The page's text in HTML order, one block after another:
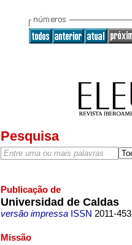
Pesquisa
Publicação de
Universidad de Caldas
versão impressaISSN 2011-
Missão